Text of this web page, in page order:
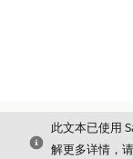
关闭
此文本已使用
解更多详情，